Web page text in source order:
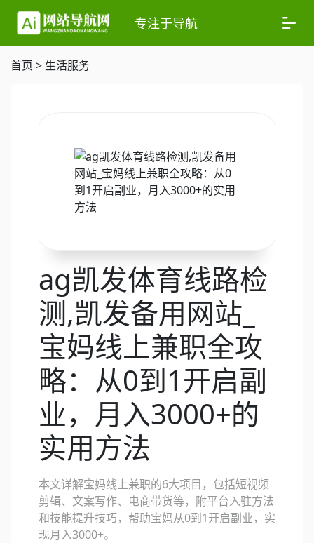
专注于导航
首页 > 生活服务
ag凯发体育线路检
测,凯发备用网站_
宝妈线上兼职全攻
略：从0到1开启副
业，月入3000+的
实用方法
本文详解宝妈线上兼职的6大项目，包括短视频
剪辑、文案写作、电商带货等，附平台入驻方法
和技能提升技巧，帮助宝妈从0到1开启副业，实
现月入3000+。